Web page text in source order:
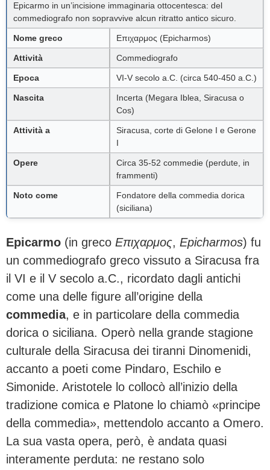
Epicarmo in un’incisione immaginaria ottocentesca: del
commediografo non sopravvive alcun ritratto antico sicuro.
Nome greco Επιχαρμος (Epicharmos)
Attività Commediografo
Epoca VI-V secolo a.C. (circa 540-450 a.C.)
Nascita
Incerta (Megara Iblea, Siracusa o
Cos)
Attività a
Siracusa, corte di Gelone I e Gerone
I
Opere
Circa 35-52 commedie (perdute, in
frammenti)
Noto come
Fondatore della commedia dorica
(siciliana)
Epicarmo (in greco Επιχαρμος, Epicharmos) fu
un commediografo greco vissuto a Siracusa fra
il VI e il V secolo a.C., ricordato dagli antichi
come una delle figure all’origine della
commedia, e in particolare della commedia
dorica o siciliana. Operò nella grande stagione
culturale della Siracusa dei tiranni Dinomenidi,
accanto a poeti come Pindaro, Eschilo e
Simonide. Aristotele lo collocò all’inizio della
tradizione comica e Platone lo chiamò «principe
della commedia», mettendolo accanto a Omero.
La sua vasta opera, però, è andata quasi
interamente perduta: ne restano solo